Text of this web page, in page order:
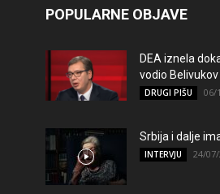
POPULARNE OBJAVE
DEA iznela
vodio Belivukov
DRUGI PIŠU 06/
Srbija i dalje
INTERVJU 24/07/